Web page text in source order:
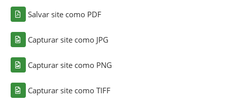
Salvar site como PDF
Capturar site como JPG
Capturar site como PNG
Capturar site como TIFF